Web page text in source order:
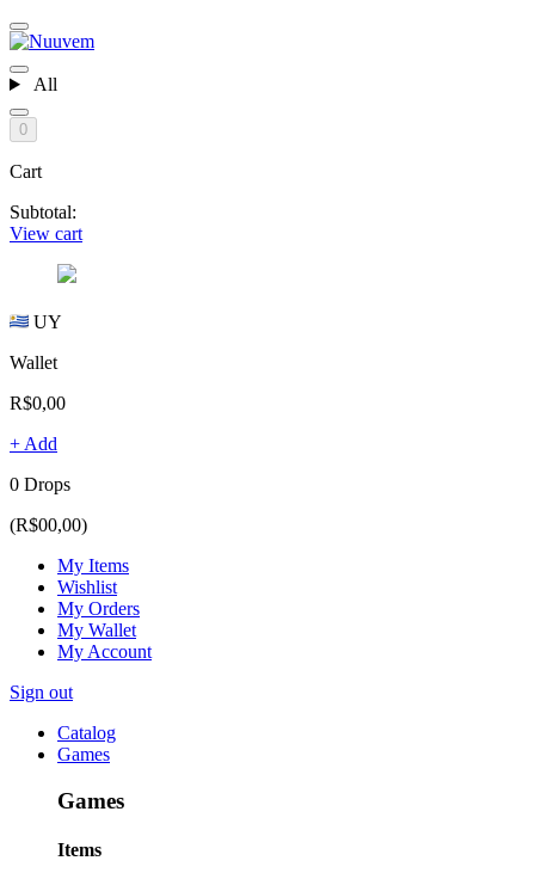
All
0
Cart
Subtotal:
View cart
UY
Wallet
R$0,00
+ Add
0 Drops
(R$00,00)
My Items
Wishlist
My Orders
My Wallet
My Account
Sign out
Catalog
Games
Games
Items